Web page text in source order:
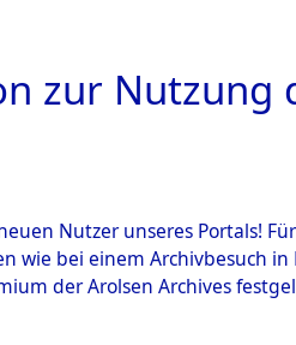
zur Nutzung
Nutzer unseres Portals!
wie bei einem Archivbesuch
der Arolsen Archives